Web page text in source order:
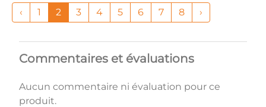
‹ 1 2 3 4 5 6 7 8 ›
Commentaires et évaluations
Aucun commentaire ni évaluation pour ce
produit.